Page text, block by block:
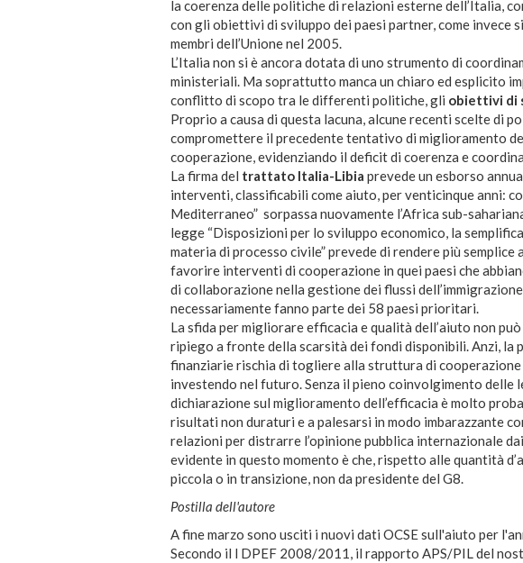
la coerenza delle politiche di relazioni esterne dell’Italia,
con gli obiettivi di sviluppo dei paesi partner, come invece
membri dell’Unione nel 2005.
L’Italia non si è ancora dotata di uno strumento di
ministeriali. Ma soprattutto manca un chiaro ed esplicito
conflitto di scopo tra le differenti politiche, gli obiettivi di
Proprio a causa di questa lacuna, alcune recenti scelte di
compromettere il precedente tentativo di miglioramento
cooperazione, evidenziando il deficit di coerenza e
La firma del trattato Italia-Libia prevede un esborso
interventi, classificabili come aiuto, per venticinque anni:
Mediterraneo” sorpassa nuovamente l’Africa sub-
legge “Disposizioni per lo sviluppo economico, la
materia di processo civile” prevede di rendere più
favorire interventi di cooperazione in quei paesi che
di collaborazione nella gestione dei flussi
necessariamente fanno parte dei 58 paesi prioritari.
La sfida per migliorare efficacia e qualità dell’aiuto non
ripiego a fronte della scarsità dei fondi disponibili. Anzi, la
finanziarie rischia di togliere alla struttura di
investendo nel futuro. Senza il pieno coinvolgimento delle
dichiarazione sul miglioramento dell’efficacia è molto
risultati non duraturi e a palesarsi in modo imbarazzante
relazioni per distrarre l’opinione pubblica internazionale
evidente in questo momento è che, rispetto alle quantità
piccola o in transizione, non da presidente del G8.
Postilla dell'autore
A fine marzo sono usciti i nuovi dati OCSE sull'aiuto per
Secondo il l DPEF 2008/2011, il rapporto APS/PIL del